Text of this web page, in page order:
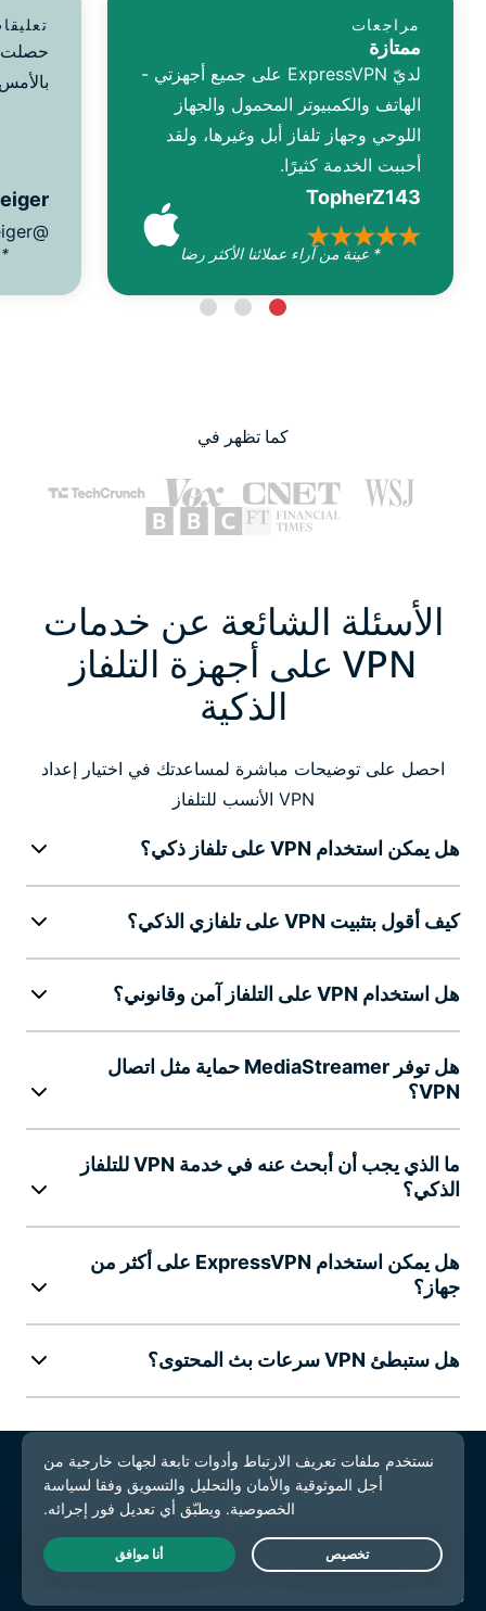
مراجعات
ممتازة
لديّ ExpressVPN على جميع أجهزتي -
الهاتف والكمبيوتر المحمول والجهاز
اللوحي وجهاز تلفاز أبل وغيرها، ولقد
أحببت الخدمة كثيرًا.
TopherZ143
* عينة من آراء عملائنا الأكثر رضا
@D_Geiger
*
كما تظهر في
الأسئلة الشائعة عن خدمات
VPN على أجهزة التلفاز
الذكية
احصل على توضيحات مباشرة لمساعدتك في اختيار إعداد
VPN الأنسب للتلفاز
هل يمكن استخدام VPN على تلفاز ذكي؟
كيف أقول بتثبيت VPN على تلفازي الذكي؟
هل استخدام VPN على التلفاز آمن وقانوني؟
هل توفر MediaStreamer حماية مثل اتصال
VPN؟
ما الذي يجب أن أبحث عنه في خدمة VPN للتلفاز
الذكي؟
هل يمكن استخدام ExpressVPN على أكثر من
جهاز؟
هل ستبطئ VPN سرعات بث المحتوى؟
MacOS
Windows PC
Live Chat